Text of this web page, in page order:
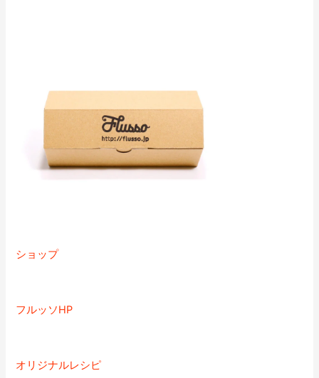
ショップ
フルッソHP
オリジナルレシピ